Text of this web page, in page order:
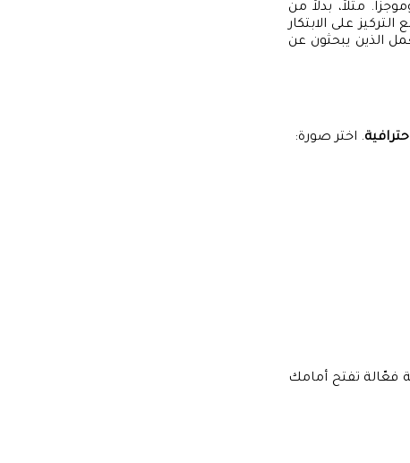
مثلاً، بدلاً من
على الابتكار
الذين يبحثون عن
. اختر صورة:
فعّالة تفتح أمامك